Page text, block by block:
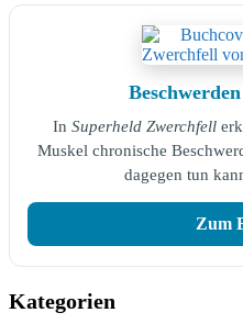
In Superheld Zwerchfell
Muskel chronische
dagegen tun
Zum
Kategorien